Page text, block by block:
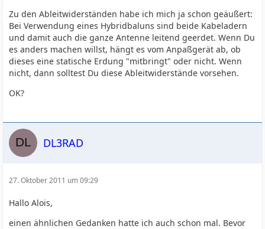
Zu den Ableitwiderständen habe ich mich ja schon geäußert:
Bei Verwendung eines Hybridbaluns sind beide Kabeladern
und damit auch die ganze Antenne leitend geerdet. Wenn Du
es anders machen willst, hängt es vom Anpaßgerät ab, ob
dieses eine statische Erdung "mitbringt" oder nicht. Wenn
nicht, dann solltest Du diese Ableitwiderstände vorsehen.
OK?
DL3RAD
27. Oktober 2011 um 09:29
Hallo Alois,
einen ähnlichen Gedanken hatte ich auch schon mal. Bevor